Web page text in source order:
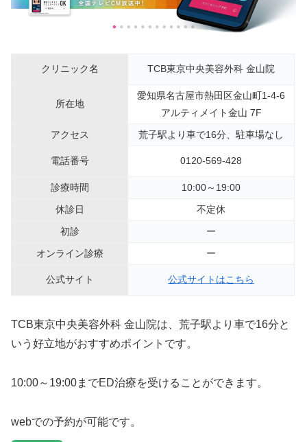
クリニック名 TCB東京中央美容外科 金山院
所在地
愛知県名古屋市熱田区金山町1-4-6
アルティメイト金山 7F
アクセス
荒子駅より車で16分、駐車場なし
電話番号 0120-569-428
診療時間
10:00～19:00
休診日
不定休
初診
ー
オンライン診療
ー
公式サイト 公式サイトはこちら
TCB東京中央美容外科 金山院は、荒子駅より車で16分と
いう好立地がおすすめポイントです。
10:00～19:00までED治療を受けることができます。
webでの予約が可能です。